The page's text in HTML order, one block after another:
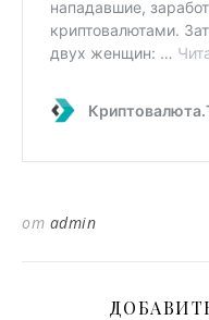
от admin